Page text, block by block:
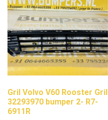
Gril Volvo V60 Rooster Gril
32293970 bumper 2- R7-
6911R